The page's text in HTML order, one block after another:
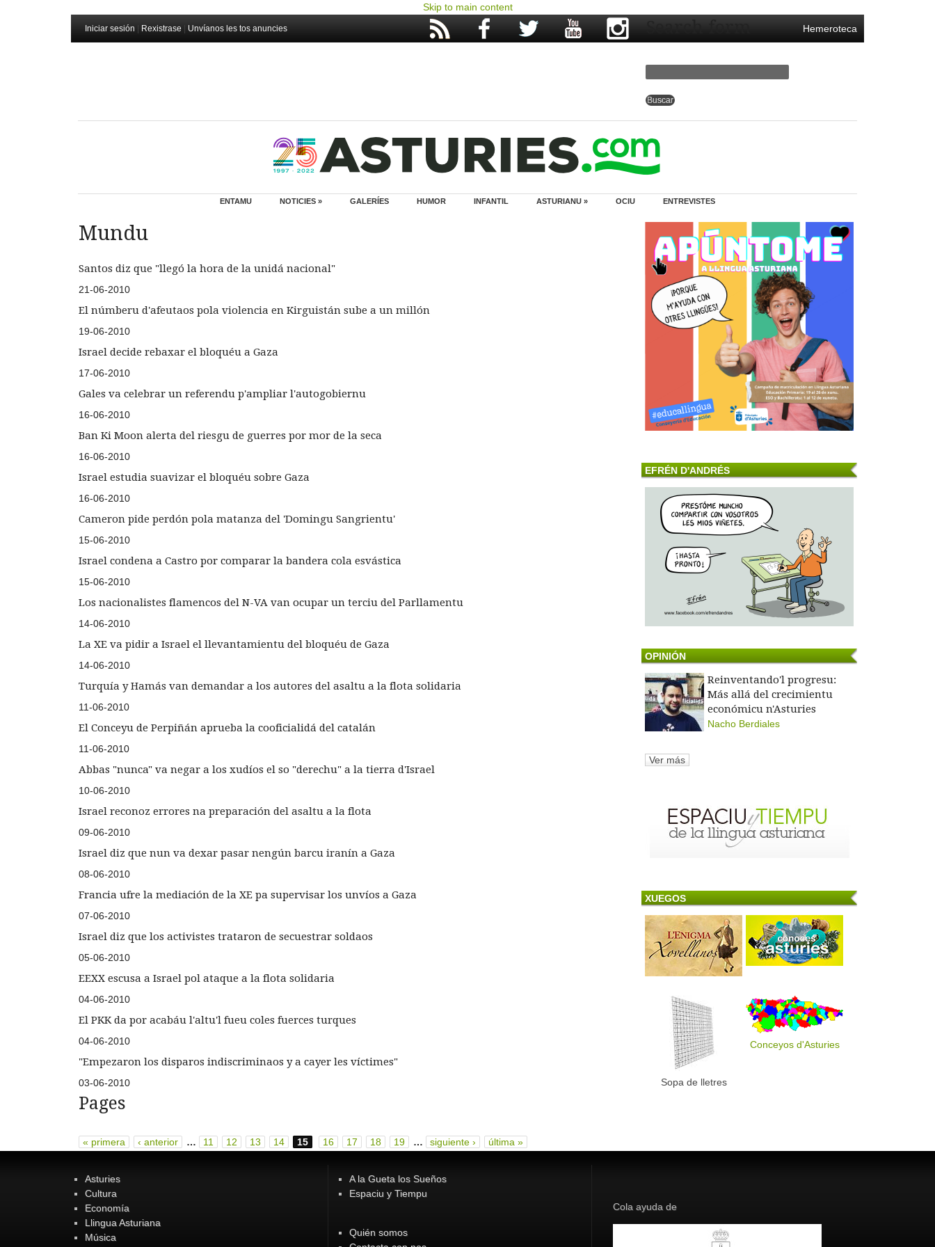
Skip to main content
Iniciar sesión Rexistrase Unvíanos les tos anuncies Hemeroteca
Search form
ENTAMU NOTICIES » GALERÍES HUMOR INFANTIL ASTURIANU » OCIU ENTREVISTES
Mundu
Santos diz que "llegó la hora de la unidá nacional"
21-06-2010
El númberu d'afeutaos pola violencia en Kirguistán sube a un millón
19-06-2010
Israel decide rebaxar el bloquéu a Gaza
17-06-2010
Gales va celebrar un referendu p'ampliar l'autogobiernu
16-06-2010
Ban Ki Moon alerta del riesgu de guerres por mor de la seca
16-06-2010
Israel estudia suavizar el bloquéu sobre Gaza
16-06-2010
Cameron pide perdón pola matanza del 'Domingu Sangrientu'
15-06-2010
Israel condena a Castro por comparar la bandera cola esvástica
15-06-2010
Los nacionalistes flamencos del N-VA van ocupar un terciu del Parllamentu
14-06-2010
La XE va pidir a Israel el llevantamientu del bloquéu de Gaza
14-06-2010
Turquía y Hamás van demandar a los autores del asaltu a la flota solidaria
11-06-2010
El Conceyu de Perpiñán aprueba la cooficialidá del catalán
11-06-2010
Abbas "nunca" va negar a los xudíos el so "derechu" a la tierra d'Israel
10-06-2010
Israel reconoz errores na preparación del asaltu a la flota
09-06-2010
Israel diz que nun va dexar pasar nengún barcu iranín a Gaza
08-06-2010
Francia ufre la mediación de la XE pa supervisar los unvíos a Gaza
07-06-2010
Israel diz que los activistes trataron de secuestrar soldaos
05-06-2010
EEXX escusa a Israel pol ataque a la flota solidaria
04-06-2010
El PKK da por acabáu l'altu'l fueu coles fuerces turques
04-06-2010
"Empezaron los disparos indiscriminaos y a cayer les víctimes"
03-06-2010
Pages
« primera ‹ anterior … 11 12 13 14 15 16 17 18 19 … siguiente › última »
EFRÉN D'ANDRÉS
OPINIÓN
Reinventando'l progresu:
Más allá del crecimientu
económicu n'Asturies
Nacho Berdiales
Ver más
XUEGOS
Sopa de lletres
Conceyos d'Asturies
Asturies
Cultura
Economía
Llingua Asturiana
Música
A la Gueta los Sueños
Espaciu y Tiempu
Quién somos
Cola ayuda de